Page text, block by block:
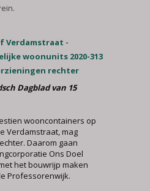
Verdamstraat -
woonunits 2020-313
rechter
Dagblad van 15
wooncontainers op
Verdamstraat, mag
Daarom gaan
Ons Doel
het bouwrijp maken
Professorenwijk.